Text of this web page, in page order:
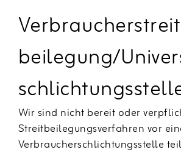
beilegung/
Wir sind nicht bereit oder
Streitbeilegungsverfahren vor
Verbraucherschlichtungsstelle